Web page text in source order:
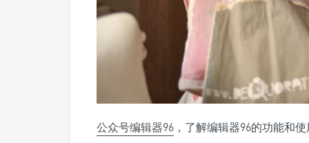
公众号编辑器96 ，了解编辑器96的功能和